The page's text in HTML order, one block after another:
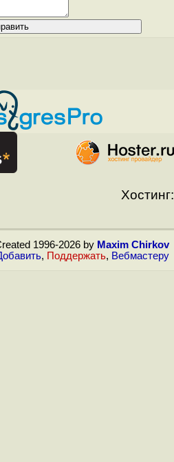
Хостинг:
1996-2026 by Maxim Chirkov
, Поддержать, Вебмастеру